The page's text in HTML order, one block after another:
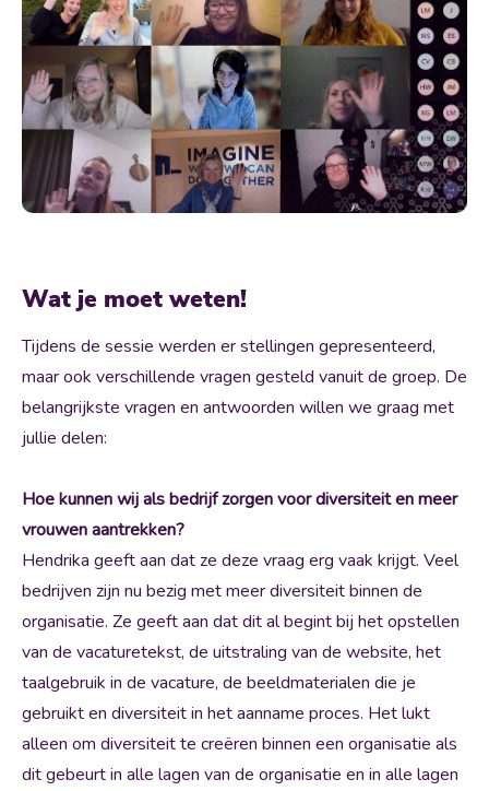
Wat je moet weten!
Tijdens de sessie werden er stellingen gepresenteerd,
maar ook verschillende vragen gesteld vanuit de groep. De
belangrijkste vragen en antwoorden willen we graag met
jullie delen:
Hoe kunnen wij als bedrijf zorgen voor diversiteit en meer
vrouwen aantrekken?
Hendrika geeft aan dat ze deze vraag erg vaak krijgt. Veel
bedrijven zijn nu bezig met meer diversiteit binnen de
organisatie. Ze geeft aan dat dit al begint bij het opstellen
van de vacaturetekst, de uitstraling van de website, het
taalgebruik in de vacature, de beeldmaterialen die je
gebruikt en diversiteit in het aanname proces. Het lukt
alleen om diversiteit te creëren binnen een organisatie als
dit gebeurt in alle lagen van de organisatie en in alle lagen